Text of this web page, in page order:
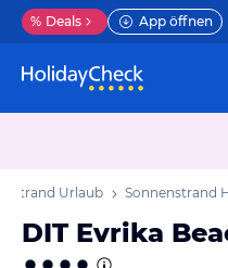
% Deals App öffnen
Urlaub Sonnenstrand
DIT Evrika